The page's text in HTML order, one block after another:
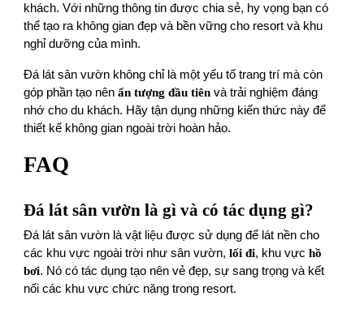
khách. Với những thông tin được chia sẻ, hy vọng bạn có
thể tạo ra không gian đẹp và bền vững cho resort và khu
nghỉ dưỡng của mình.
Đá lát sân vườn không chỉ là một yếu tố trang trí mà còn
góp phần tạo nênấn tượng đầu tiên và trải nghiệm đáng
nhớ cho du khách. Hãy tận dụng những kiến thức này để
thiết kế không gian ngoài trời hoàn hảo.
FAQ
Đá lát sân vườn là gì và có tác dụng gì?
Đá lát sân vườn là vật liệu được sử dụng để lát nền cho
các khu vực ngoài trời như sân vườn,lối đi, khu vựchồ
bơi. Nó có tác dụng tạo nên vẻ đẹp, sự sang trọng và kết
nối các khu vực chức năng trong resort.